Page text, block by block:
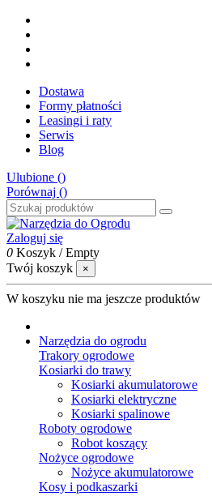
Dostawa
Formy płatności
Leasingi i raty
Serwis
Blog
Ulubione ()
Porównaj ()
Zaloguj się
0 Koszyk /Empty
Twój koszyk
×
W koszyku nie ma jeszcze produktów
Narzędzia do ogrodu
Trakory ogrodowe
Kosiarki do trawy
Kosiarki akumulatorowe
Kosiarki elektryczne
Kosiarki spalinowe
Roboty ogrodowe
Robot koszący
Nożyce ogrodowe
Nożyce akumulatorowe
Kosy i podkaszarki